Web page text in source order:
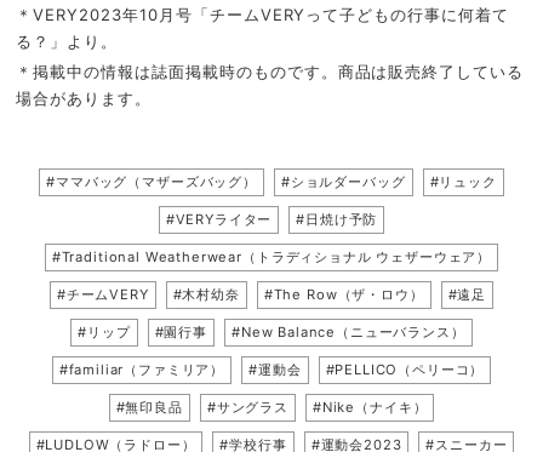
＊VERY2023年10月号「チームVERYって子どもの行事に何着て
る？」より。
＊掲載中の情報は誌面掲載時のものです。商品は販売終了している
場合があります。
#ママバッグ（マザーズバッグ） #ショルダーバッグ #リュック
#VERYライター #日焼け予防
#Traditional Weatherwear（トラディショナル ウェザーウェア）
#チームVERY #木村幼奈 #The Row（ザ・ロウ） #遠足
#リップ #園行事 #New Balance（ニューバランス）
#familiar（ファミリア） #運動会 #PELLICO（ペリーコ）
#無印良品 #サングラス #Nike（ナイキ）
#LUDLOW（ラドロー） #学校行事 #運動会2023 #スニーカー